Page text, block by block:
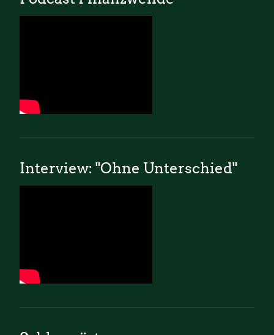
Interview: "Ohne Unterschied"